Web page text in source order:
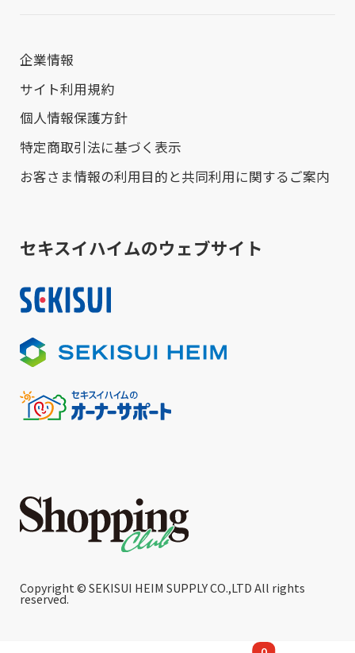
企業情報
サイト利用規約
個人情報保護方針
特定商取引法に基づく表示
お客さま情報の利用目的と共同利用に関するご案内
セキスイハイムのウェブサイト
Copyright © SEKISUI HEIM SUPPLY CO.,LTD All rights
reserved.